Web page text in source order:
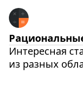
Интересная
из разных